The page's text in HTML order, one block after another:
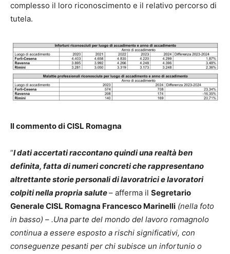
complesso il loro riconoscimento e il relativo percorso di
tutela.
Il commento di CISL Romagna
“I dati accertati raccontano quindi una realtà ben
definita, fatta di numeri concreti che rappresentano
altrettante storie personali di lavoratrici e lavoratori
colpiti nella propria salute– afferma il Segretario
Generale CISL Romagna Francesco Marinelli (nella foto
in basso) – .Una parte del mondo del lavoro romagnolo
continua a essere esposto a rischi significativi, con
conseguenze pesanti per chi subisce un infortunio o